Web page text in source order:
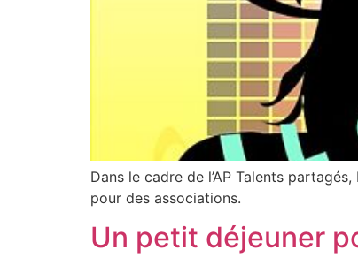
Dans le cadre de l’AP Talents
pour des associations.
Un petit déjeuner